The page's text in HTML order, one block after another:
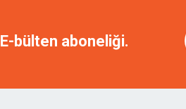
E-bülten aboneliği.